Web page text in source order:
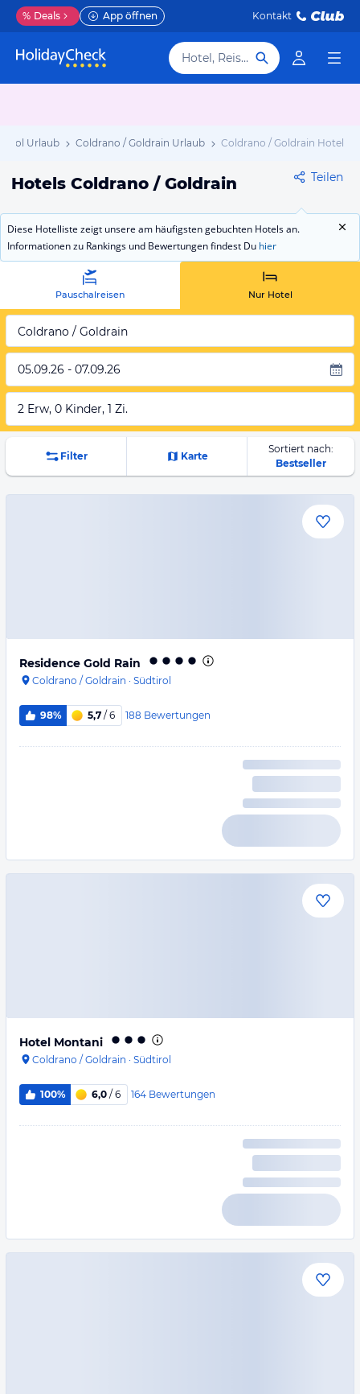
% Deals App öffnen Kontakt
Hotel, Reiseziel
Urlaub Coldrano / Goldrain Urlaub Coldrano / Goldrain Hotels
Hotels Coldrano / Goldrain Teilen
Diese Hotelliste zeigt unsere am häufigsten gebuchten Hotels an.
Informationen zu Rankings und Bewertungen findest Du hier
Pauschalreisen Nur Hotel
Coldrano / Goldrain
05.09.26 - 07.09.26
2 Erw, 0 Kinder, 1 Zi.
Filter Karte
Sortiert nach:
Bestseller
Residence Gold Rain
Coldrano / Goldrain · Südtirol
98% 5,7 / 6 188 Bewertungen
Hotel Montani
Coldrano / Goldrain · Südtirol
100% 6,0 / 6 164 Bewertungen